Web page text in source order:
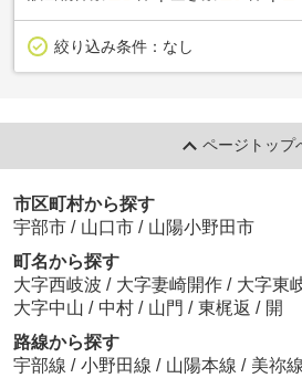
絞り込み条件： なし
ページトップ
市区町村から探す
宇部市 / 山口市 / 山陽小野田市
町名から探す
大字西岐波 / 大字妻崎開作 / 大字東
大字中山 / 中村 / 山門 / 東梶返 / 開
路線から探す
宇部線 / 小野田線 / 山陽本線 / 美祢線